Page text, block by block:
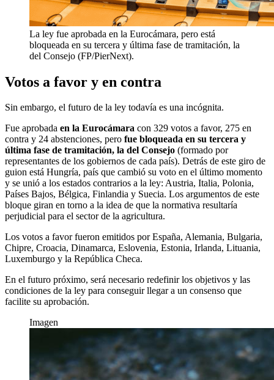
La ley fue aprobada en la Eurocámara, pero está
bloqueada en su tercera y última fase de tramitación, la
del Consejo (FP/PierNext).
Votos a favor y en contra
Sin embargo, el futuro de la ley todavía es una incógnita.
Fue aprobada en la Eurocámara con 329 votos a favor, 275 en
contra y 24 abstenciones, pero fue bloqueada en su tercera y
última fase de tramitación, la del Consejo (formado por
representantes de los gobiernos de cada país). Detrás de este giro de
guion está Hungría, país que cambió su voto en el último momento
y se unió a los estados contrarios a la ley: Austria, Italia, Polonia,
Países Bajos, Bélgica, Finlandia y Suecia. Los argumentos de este
bloque giran en torno a la idea de que la normativa resultaría
perjudicial para el sector de la agricultura.
Los votos a favor fueron emitidos por España, Alemania, Bulgaria,
Chipre, Croacia, Dinamarca, Eslovenia, Estonia, Irlanda, Lituania,
Luxemburgo y la República Checa.
En el futuro próximo, será necesario redefinir los objetivos y las
condiciones de la ley para conseguir llegar a un consenso que
facilite su aprobación.
Imagen